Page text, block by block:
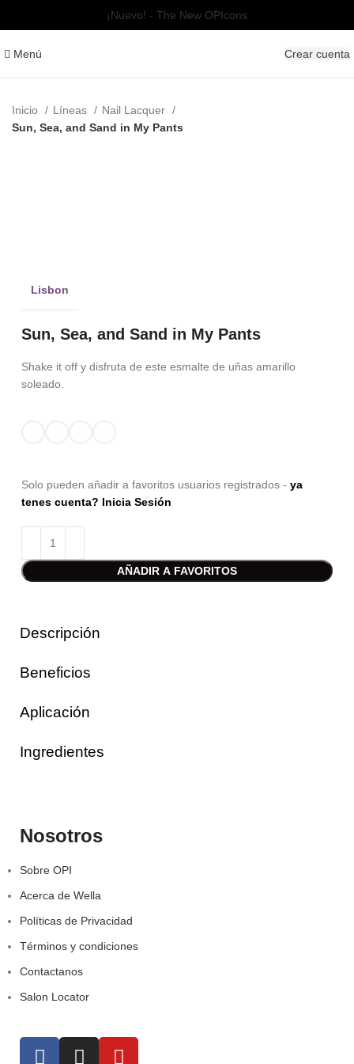
¡Nuevo! - The New OPIcons
Menú Crear cuenta
Inicio Líneas
Nail Lacquer
Sun, Sea, and Sand in My Pants
Lisbon
Sun, Sea, and Sand in My Pants
Shake it off y disfruta de este esmalte de uñas amarillo
soleado.
Solo pueden añadir a favoritos usuarios registrados - ya
tenes cuenta? Inicia Sesión
AÑADIR A FAVORITOS
Descripción
Beneficios
Aplicación
Ingredientes
Nosotros
Sobre OPI
Acerca de Wella
Políticas de Privacidad
Términos y condiciones
Contactanos
Salon Locator